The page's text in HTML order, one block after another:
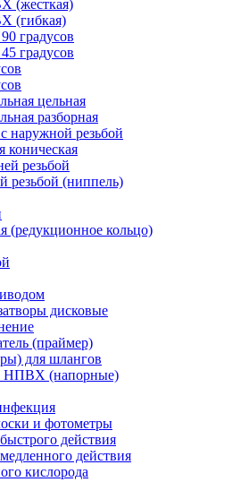
(жесткая)
(гибкая)
градусов
градусов
цельная
разборная
наружной резьбой
коническая
резьбой
резьбой (ниппель)
(редукционное кольцо)
дисковые
(праймер)
для шлангов
НПВХ (напорные)
и фотометры
действия
действия
кислорода